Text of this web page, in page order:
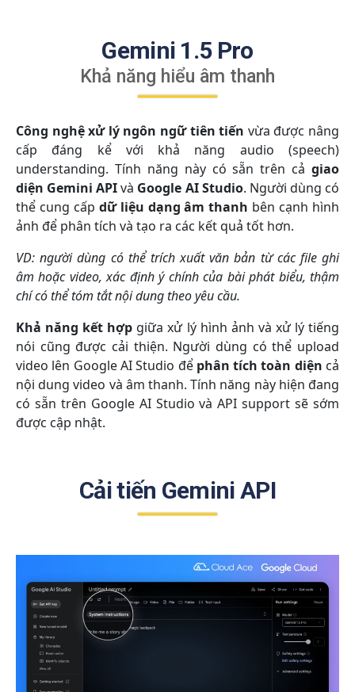
Gemini 1.5 Pro
Khả năng hiểu âm thanh
Công nghệ xử lý ngôn ngữ tiên tiến vừa được nâng
cấp đáng kể với khả năng audio (speech)
understanding. Tính năng này có sẵn trên cả giao
diện Gemini APIvà Google AI Studio. Người dùng có
thể cung cấp dữ liệu dạng âm thanh bên cạnh hình
ảnh để phân tích và tạo ra các kết quả tốt hơn.
VD: người dùng có thể trích xuất văn bản từ các file ghi
âm hoặc video, xác định ý chính của bài phát biểu, thậm
chí có thể tóm tắt nội dung theo yêu cầu.
Khả năng kết hợp giữa xử lý hình ảnh và xử lý tiếng
nói cũng được cải thiện. Người dùng có thể upload
video lên Google AI Studio để phân tích toàn diện cả
nội dung video và âm thanh. Tính năng này hiện đang
có sẵn trên Google AI Studio và API support sẽ sớm
được cập nhật.
Cải tiến Gemini API